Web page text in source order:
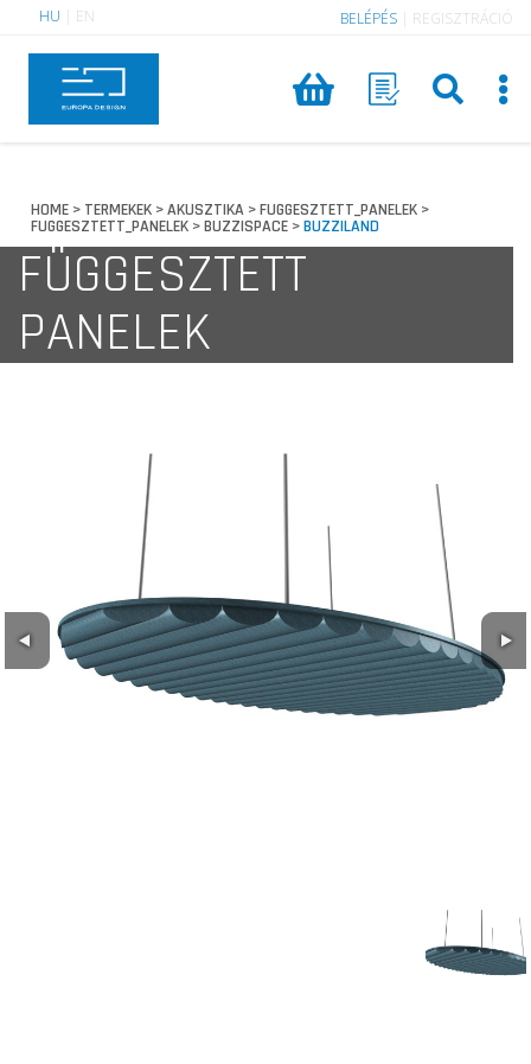
HU EN BELÉPÉS REGISZTRÁCIÓ
HOME > TERMEKEK >AKUSZTIKA >FUGGESZTETT_PANELEK >
FUGGESZTETT_PANELEK >BUZZISPACE >BUZZILAND
FÜGGESZTETT
PANELEK